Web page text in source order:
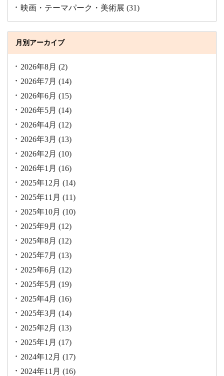
映画・テーマパーク・美術展 (31)
月別アーカイブ
2026年8月 (2)
2026年7月 (14)
2026年6月 (15)
2026年5月 (14)
2026年4月 (12)
2026年3月 (13)
2026年2月 (10)
2026年1月 (16)
2025年12月 (14)
2025年11月 (11)
2025年10月 (10)
2025年9月 (12)
2025年8月 (12)
2025年7月 (13)
2025年6月 (12)
2025年5月 (19)
2025年4月 (16)
2025年3月 (14)
2025年2月 (13)
2025年1月 (17)
2024年12月 (17)
2024年11月 (16)